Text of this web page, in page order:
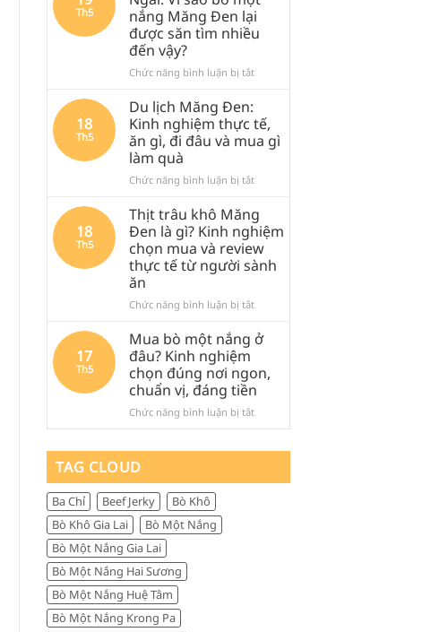
Tâm
Măng
Đen
gì?
một
nắng
Măng
chuẩn
thử
khi
ghé
Quảng
Th5
nắng Măng Đen lại
được săn tìm nhiều
đến vậy?
Chức năng bình luận bị tắtở
Quảng
Ngãi:
Vì
bò
nắng
Măng
Đen
lại
được
tìm
đến
vậy?
18
Th5
Du lịch Măng Đen:
Kinh nghiệm thực tế,
ăn gì, đi đâu và mua gì
làm quà
Chức năng bình luận bị tắtở
lịch
Măng
Đen:
Kinh
nghiệm
tế,
gì,
đi
và
mua
gì
18
Th5
Thịt trâu khô Măng
Đen là gì? Kinh nghiệm
chọn mua và review
thực tế từ người sành
ăn
Chức năng bình luận bị tắtở
trâu
khô
Đen
là
gì?
Kinh
và
17
Th5
Mua bò một nắng ở
đâu? Kinh nghiệm
chọn đúng nơi ngon,
chuẩn vị, đáng tiền
Chức năng bình luận bị tắtở
Mua
ở
TAG CLOUD
Ba Chỉ Beef Jerky
Bò Khô
Bò Khô Gia Lai
Bò Một Nắng
Bò Một Nắng Gia Lai
Bò Một Nắng Hai Sương
Bò Một Nắng Huệ Tâm
Bò Một Nắng Krong Pa